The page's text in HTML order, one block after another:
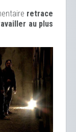
retrace
au plus